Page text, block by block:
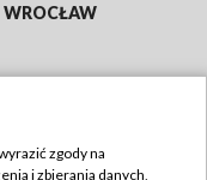
WROCŁAW
zgody na
i zbierania danych,